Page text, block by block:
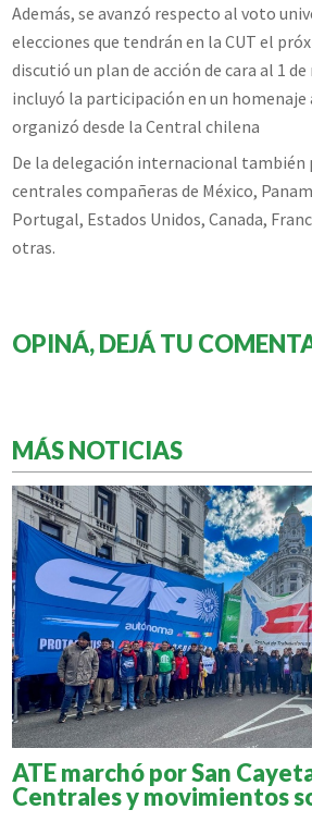
Además, se avanzó respecto al voto
elecciones que tendrán en la CUT el
discutió un plan de acción de cara al 1
incluyó la participación en un homenaje
organizó desde la Central chilena
De la delegación internacional
centrales compañeras de México,
Portugal, Estados Unidos, Canada,
otras.
OPINÁ, DEJÁ TU
MÁS NOTICIAS
ATE marchó por San
Centrales y movimientos